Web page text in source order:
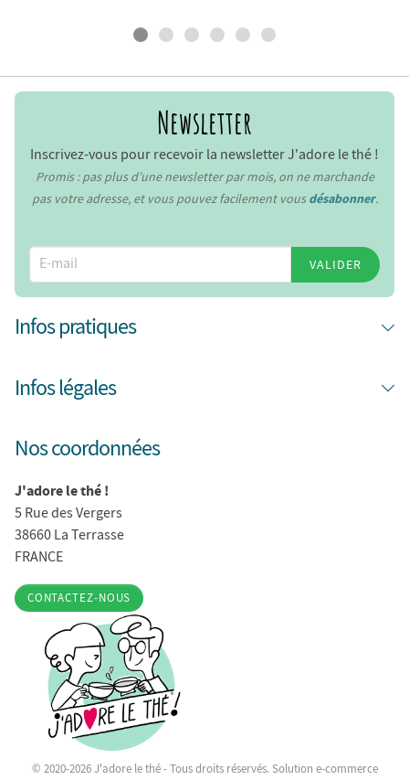
Newsletter
Inscrivez-vous pour recevoir la newsletter J'adore le thé !
Promis : pas plus d’une newsletter par mois, on ne marchande
pas votre adresse, et vous pouvez facilement vousdésabonner.
VALIDER
Infos pratiques
Infos légales
Nos coordonnées
J'adore le thé !
5 Rue des Vergers
38660 La Terrasse
FRANCE
CONTACTEZ-NOUS
© 2020-2026 J'adore le thé - Tous droits réservés. Solution e-commerce